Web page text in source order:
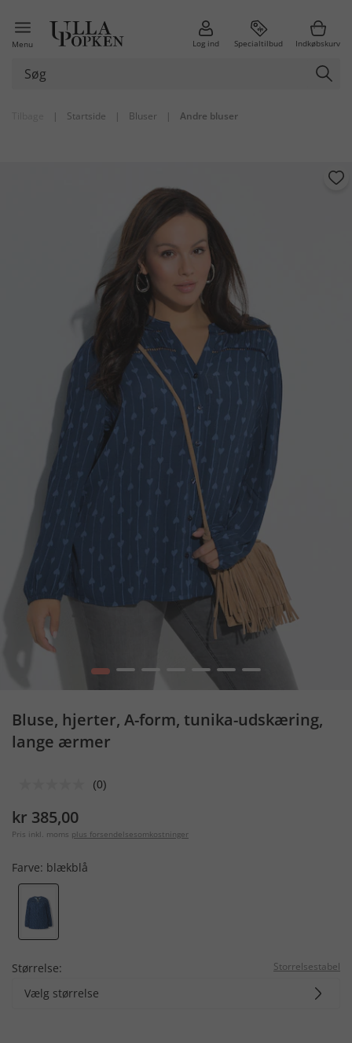
Menu Log ind Specialtilbud Indkøbskurv
| Startside | Bluser | Andre bluser
1 2 3 4 5 6 7
Bluse, hjerter, A-form, tunika-udskæring,
lange ærmer
(0)
kr 385,00
Pris inkl. moms plus forsendelsesomkostninger
Farve: blækblå
Størrelse: Storrelsestabel
Vælg størrelse